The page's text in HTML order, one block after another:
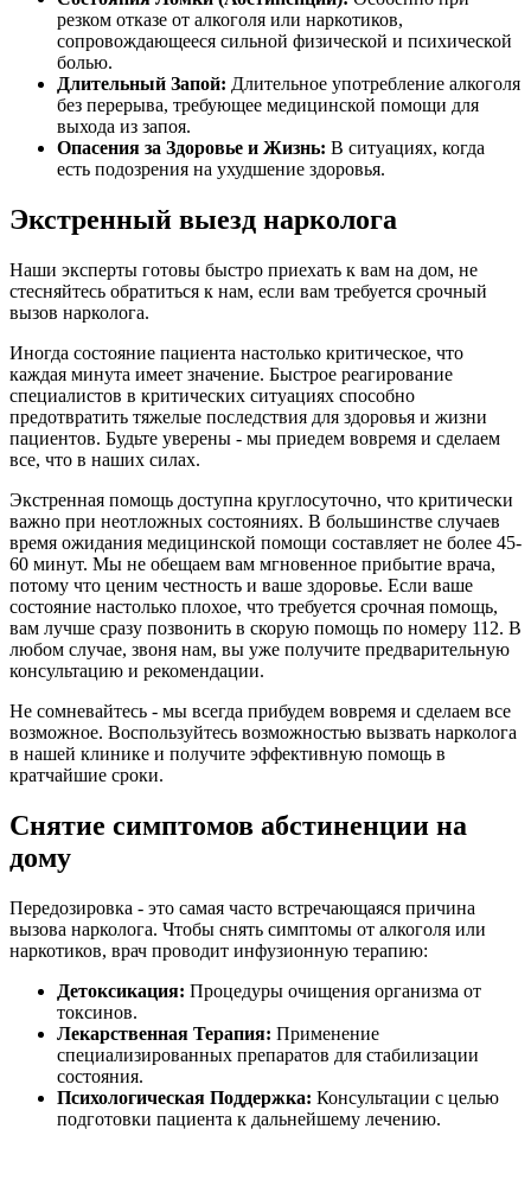
резком отказе от алкоголя или наркотиков,
сопровождающееся сильной физической и психической
болью.
Длительный Запой: Длительное употребление алкоголя
без перерыва, требующее медицинской помощи для
выхода из запоя.
Опасения за Здоровье и Жизнь: В ситуациях, когда
есть подозрения на ухудшение здоровья.
Экстренный выезд нарколога
Наши эксперты готовы быстро приехать к вам на дом, не
стесняйтесь обратиться к нам, если вам требуется срочный
вызов нарколога.
Иногда состояние пациента настолько критическое, что
каждая минута имеет значение. Быстрое реагирование
специалистов в критических ситуациях способно
предотвратить тяжелые последствия для здоровья и жизни
пациентов. Будьте уверены - мы приедем вовремя и сделаем
все, что в наших силах.
Экстренная помощь доступна круглосуточно, что критически
важно при неотложных состояниях. В большинстве случаев
время ожидания медицинской помощи составляет не более 45-
60 минут. Мы не обещаем вам мгновенное прибытие врача,
потому что ценим честность и ваше здоровье. Если ваше
состояние настолько плохое, что требуется срочная помощь,
вам лучше сразу позвонить в скорую помощь по номеру 112. В
любом случае, звоня нам, вы уже получите предварительную
консультацию и рекомендации.
Не сомневайтесь - мы всегда прибудем вовремя и сделаем все
возможное. Воспользуйтесь возможностью вызвать нарколога
в нашей клинике и получите эффективную помощь в
кратчайшие сроки.
Снятие симптомов абстиненции на
дому
Передозировка - это самая часто встречающаяся причина
вызова нарколога. Чтобы снять симптомы от алкоголя или
наркотиков, врач проводит инфузионную терапию:
Детоксикация: Процедуры очищения организма от
токсинов.
Лекарственная Терапия: Применение
специализированных препаратов для стабилизации
состояния.
Психологическая Поддержка: Консультации с целью
подготовки пациента к дальнейшему лечению.